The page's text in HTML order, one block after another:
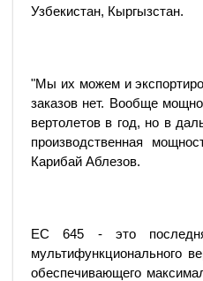
Узбекистан, Кыргызстан.
"Мы их можем и
заказов нет. Вообще
вертолетов в год, но в
производственная
Карибай Аблезов.
ЕС 645 - это
мультифункционального
обеспечивающего